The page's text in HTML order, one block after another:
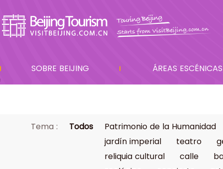
SOBRE BEIJING ÁREAS ESCÉNICAS
Tema : Todos
Patrimonio de la Humanidad
jardín imperial
teatro
reliquia cultural
calle